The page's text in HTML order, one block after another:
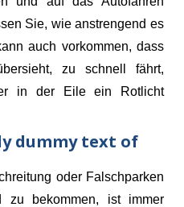
Sie, wie anstrengend es
auch vorkommen, dass
zu schnell fährt,
in der Eile ein Rotlicht
dummy text of
oder Falschparken
zu bekommen, ist immer